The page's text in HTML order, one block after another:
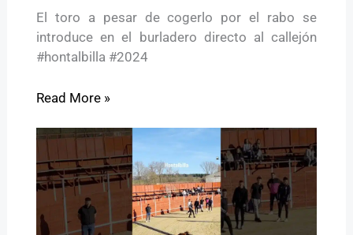
El toro a pesar de cogerlo por el rabo se
introduce en el burladero directo al callejón
#hontalbilla #2024
Read More »